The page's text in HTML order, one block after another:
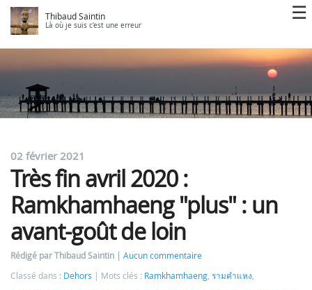
Thibaud Saintin
Là où je suis c'est une erreur
02 février 2021
Très fin avril 2020 :
Ramkhamhaeng "plus" : un
avant-goût de loin
Rédigé par Thibaud Saintin
Aucun commentaire
Classé dans : Dehors Mots clés : Ramkhamhaeng, รามคำแหง,